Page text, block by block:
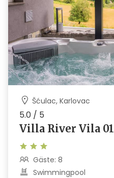
Šćulac, Karlovac
5.0 / 5
Villa River Vila 01
Gäste: 8
Swimmingpool